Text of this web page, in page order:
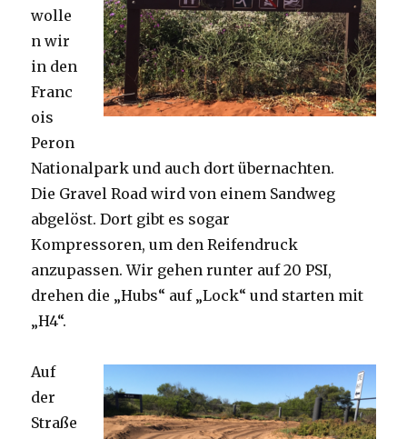
wolle
n wir
in den
Franc
ois
Peron
Nationalpark und auch dort übernachten.
Die Gravel Road wird von einem Sandweg
abgelöst. Dort gibt es sogar
Kompressoren, um den Reifendruck
anzupassen. Wir gehen runter auf 20 PSI,
drehen die „Hubs“ auf „Lock“ und starten mit
„H4“.
Auf
der
Straße